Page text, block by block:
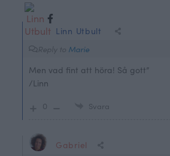
Linn Utbult
Reply to Marie
Men vad fint att höra! Så gott”
/Linn
0
Svara
Gabriel